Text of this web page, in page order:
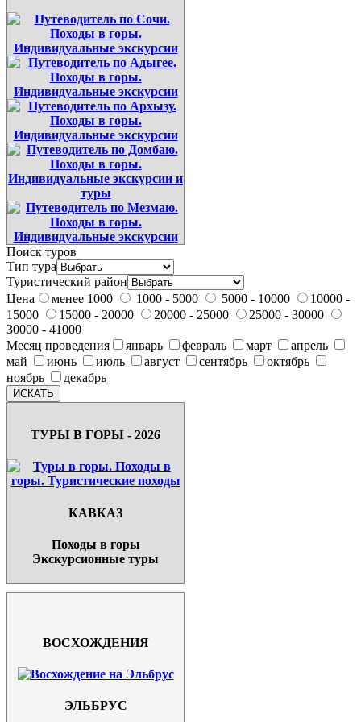
Поиск туров
Тип тура
Туристический район
Цена
менее 1000 1000 - 5000 5000 - 10000
10000 -
15000
15000 - 20000 20000 - 25000
25000 - 30000
30000 - 41000
Месяц проведения
январь февраль март
апрель
май
июнь июль август сентябрь
октябрь
ноябрь
декабрь
ТУРЫ В ГОРЫ - 2026
КАВКАЗ
Походы в горы
Экскурсионные туры
ВОСХОЖДЕНИЯ
ЭЛЬБРУС